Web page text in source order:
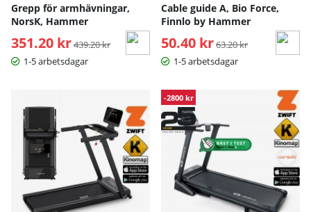
Grepp för armhävningar,
NorsK, Hammer
351.20 kr Ordinarie pris:
439.20 kr
1-5 arbetsdagar
Cable guide A, Bio Force,
Finnlo by Hammer
50.40 kr Ordinarie pris:
63.20 kr
1-5 arbetsdagar
-2800 kr